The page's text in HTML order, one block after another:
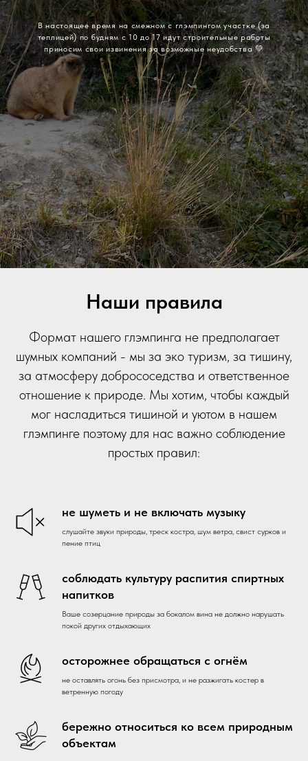
В настоящее время на смежном с глэмпингом участке (за
теплицей) по будням с 10 до 17 идут строительные работы
приносим свои извинения за возможные неудобства 💚
Наши правила
Формат нашего глэмпинга не предполагает
шумных компаний - мы за эко туризм, за тишину,
за атмосферу добрососедства и ответственное
отношение к природе. Мы хотим, чтобы каждый
мог насладиться тишиной и уютом в нашем
глэмпинге поэтому для нас важно соблюдение
простых правил:
не шуметь и не включать музыку
слушайте звуки природы, треск костра, шум ветра, свист сурков и
пение птиц
соблюдать культуру распития спиртных
напитков
Ваше созерцание природы за бокалом вина не должно нарушать
покой других отдыхающих
осторожнее обращаться с огнём
не оставлять огонь без присмотра, и не разжигать костер в
ветренную погоду
бережно относиться ко всем природным
объектам